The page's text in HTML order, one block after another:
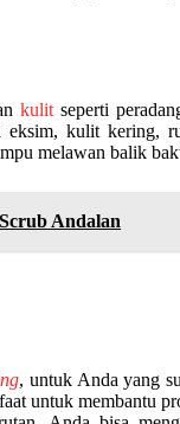
kulit seperti
kulit kering,
melawan balik
Andalan
, untuk Anda yang
untuk membantu